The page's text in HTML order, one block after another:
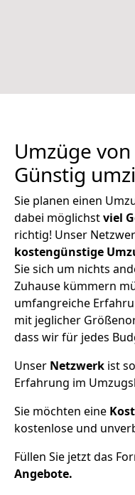
Umzüge
Günstig
Sie planen einen
dabei möglichstviel
richtig! Unser
kostengünstige
Sie sich um nichts
Zuhause kümmern
umfangreiche
mit jeglicher
dass wir für jedes
Unser Netzwerk ist
Erfahrung im
Sie möchten eine
kostenlose und
Füllen Sie jetzt das
Angebote.